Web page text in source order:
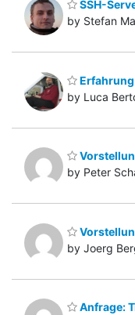
SSH-
by Stefan
by Luca
by Peter
by Joerg
Anfrage: